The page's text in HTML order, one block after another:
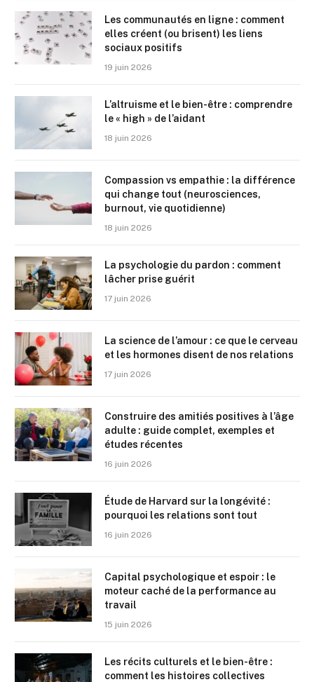
Les communautés en ligne : comment
elles créent (ou brisent) les liens
sociaux positifs
19 juin 2026
L’altruisme et le bien-être : comprendre
le « high » de l’aidant
18 juin 2026
Compassion vs empathie : la différence
qui change tout (neurosciences,
burnout, vie quotidienne)
18 juin 2026
La psychologie du pardon : comment
lâcher prise guérit
17 juin 2026
La science de l’amour : ce que le cerveau
et les hormones disent de nos relations
17 juin 2026
Construire des amitiés positives à l’âge
adulte : guide complet, exemples et
études récentes
16 juin 2026
Étude de Harvard sur la longévité :
pourquoi les relations sont tout
16 juin 2026
Capital psychologique et espoir : le
moteur caché de la performance au
travail
15 juin 2026
Les récits culturels et le bien-être :
comment les histoires collectives